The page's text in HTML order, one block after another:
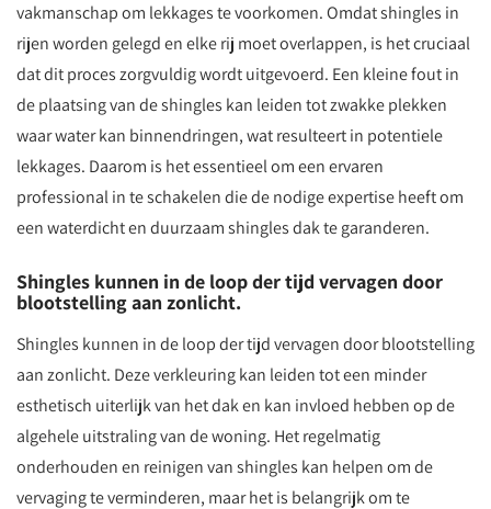
vakmanschap om lekkages te voorkomen. Omdat shingles in
rijen worden gelegd en elke rij moet overlappen, is het cruciaal
dat dit proces zorgvuldig wordt uitgevoerd. Een kleine fout in
de plaatsing van de shingles kan leiden tot zwakke plekken
waar water kan binnendringen, wat resulteert in potentiele
lekkages. Daarom is het essentieel om een ervaren
professional in te schakelen die de nodige expertise heeft om
een waterdicht en duurzaam shingles dak te garanderen.
Shingles kunnen in de loop der tijd vervagen door
blootstelling aan zonlicht.
Shingles kunnen in de loop der tijd vervagen door blootstelling
aan zonlicht. Deze verkleuring kan leiden tot een minder
esthetisch uiterlijk van het dak en kan invloed hebben op de
algehele uitstraling van de woning. Het regelmatig
onderhouden en reinigen van shingles kan helpen om de
vervaging te verminderen, maar het is belangrijk om te